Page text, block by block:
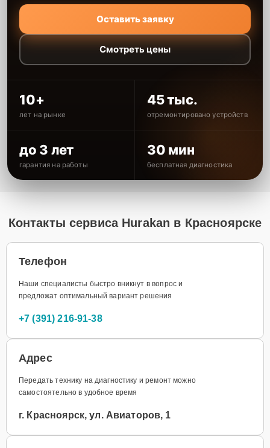
Оставить заявку
Смотреть цены
10+
лет на рынке
45 тыс.
отремонтировано устройств
до 3 лет
гарантия на работы
30 мин
бесплатная диагностика
Контакты сервиса Hurakan в Красноярске
Телефон
Наши специалисты быстро вникнут в вопрос и
предложат оптимальный вариант решения
+7 (391) 216-91-38
Адрес
Передать технику на диагностику и ремонт можно
самостоятельно в удобное время
г. Красноярск, ул. Авиаторов, 1